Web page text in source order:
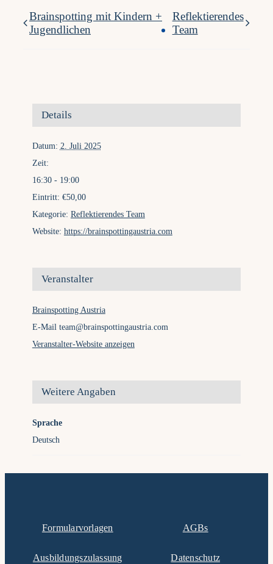
Brainspotting mit Kindern +
Jugendlichen
Reflektierendes
Team
Details
Datum: 2. Juli 2025
Zeit:
16:30 - 19:00
Eintritt: €50,00
Kategorie: Reflektierendes Team
Website: https://brainspottingaustria.com
Veranstalter
Brainspotting Austria
E-Mail team@brainspottingaustria.com
Veranstalter-Website anzeigen
Weitere Angaben
Sprache
Deutsch
Formularvorlagen
Ausbildungszulassung
AGBs
Datenschutz